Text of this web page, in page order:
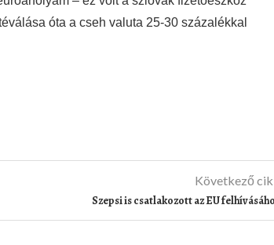
óta a cseh valuta 25-30 százalékkal
Következő
Szepsi is csatlakozott az EU